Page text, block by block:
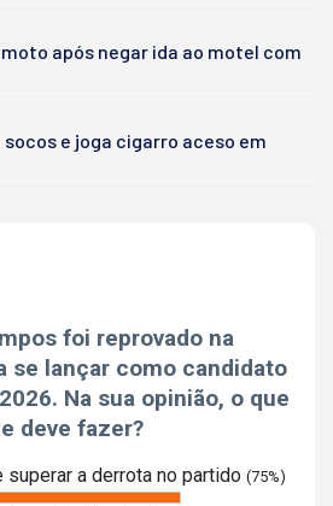
após negar ida ao motel com
socos e joga cigarro aceso em
foi reprovado na
se lançar como candidato
Na sua opinião, o que
deve fazer?
a derrota no partido (75%)